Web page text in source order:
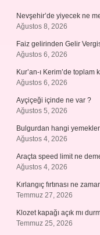
Nevşehir’de yiyecek ne
Ağustos 8, 2026
Faiz gelirinden Gelir
Ağustos 6, 2026
Kur’an-ı Kerim’de toplam
Ağustos 6, 2026
Ayçiçeği içinde ne var ?
Ağustos 5, 2026
Bulgurdan hangi
Ağustos 4, 2026
Araçta speed limit ne
Ağustos 4, 2026
Kırlangıç fırtınası ne
Temmuz 27, 2026
Klozet kapağı açık mı
Temmuz 25, 2026